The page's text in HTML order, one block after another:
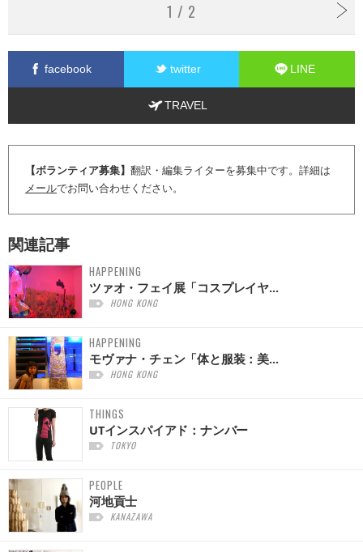
1 / 2
facebook twitter LINE
TRAVEL
【ボランティア募集】 翻訳・編集ライターを募集中です。詳細は
メールでお問い合わせください。
関連記事
HAPPENING
ツァオ・フェイ展「コスプレイヤ...
HONG KONG
HAPPENING
モヴァナ・チェン「体と服装：美...
HONG KONG
THINGS
UTインスパイアド：ナンバー
TOKYO
PEOPLE
河地貢士
KANAZAWA